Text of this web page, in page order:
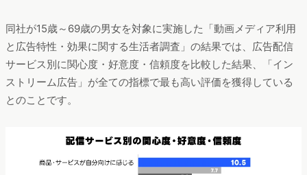
同社が15歳～69歳の男女を対象に実施した「動画メディア利用
と広告特性・効果に関する生活者調査」の結果では、広告配信
サービス別に関心度・好意度・信頼度を比較した結果、「イン
ストリーム広告」が全ての指標で最も高い評価を獲得している
とのことです。